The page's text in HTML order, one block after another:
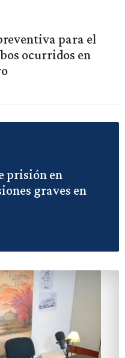
para el
ocurridos en
prisión en
graves en